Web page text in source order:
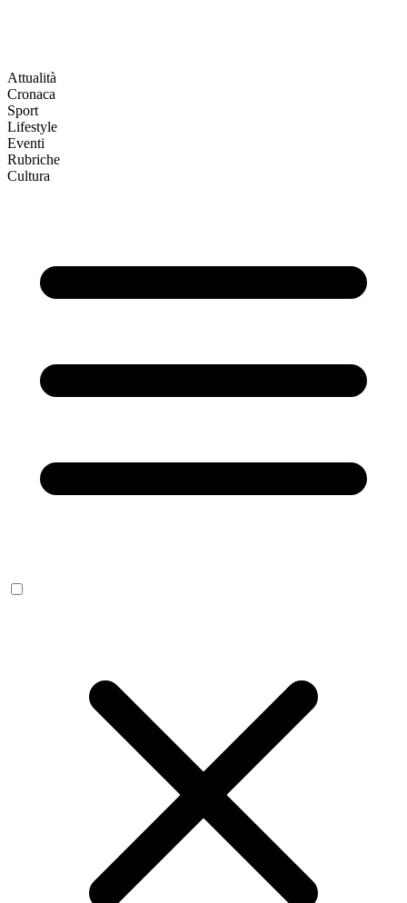
Attualità
Cronaca
Sport
Lifestyle
Eventi
Rubriche
Cultura